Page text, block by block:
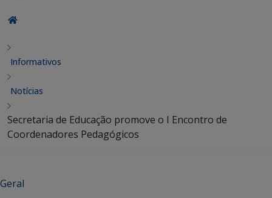
Informativos
Notícias
Secretaria de Educação promove o I Encontro de
Coordenadores Pedagógicos
Geral